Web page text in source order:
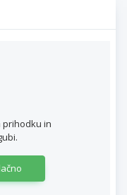
prihodku in